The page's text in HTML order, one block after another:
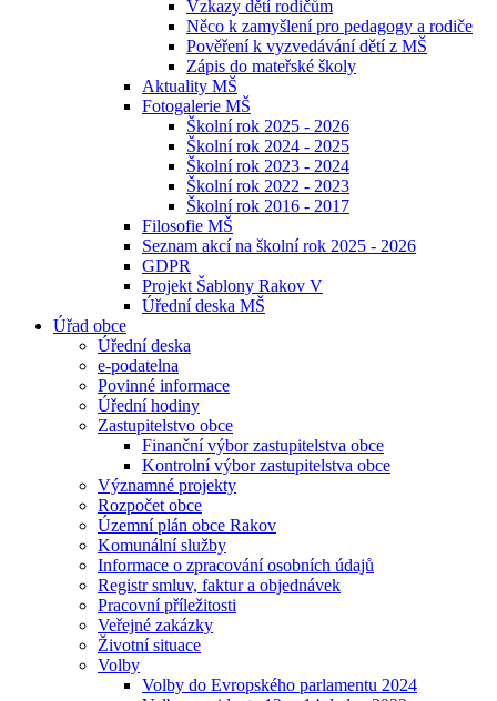
Vzkazy dětí rodičům
Něco k zamyšlení pro pedagogy a rodiče
Pověření k vyzvedávání dětí z MŠ
Zápis do mateřské školy
Aktuality MŠ
Fotogalerie MŠ
Školní rok 2025 - 2026
Školní rok 2024 - 2025
Školní rok 2023 - 2024
Školní rok 2022 - 2023
Školní rok 2016 - 2017
Filosofie MŠ
Seznam akcí na školní rok 2025 - 2026
GDPR
Projekt Šablony Rakov V
Úřední deska MŠ
Úřad obce
Úřední deska
e-podatelna
Povinné informace
Úřední hodiny
Zastupitelstvo obce
Finanční výbor zastupitelstva obce
Kontrolní výbor zastupitelstva obce
Významné projekty
Rozpočet obce
Územní plán obce Rakov
Komunální služby
Informace o zpracování osobních údajů
Registr smluv, faktur a objednávek
Pracovní příležitosti
Veřejné zakázky
Životní situace
Volby
Volby do Evropského parlamentu 2024